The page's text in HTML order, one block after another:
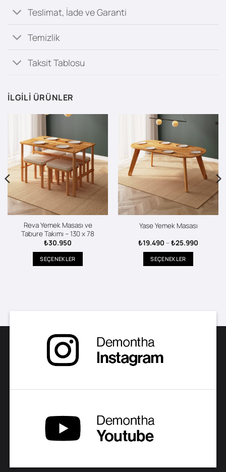
Teslimat, İade ve Garanti
Temizlik
Taksit Tablosu
İLGILI ÜRÜNLER
Reva Yemek Masası ve
Tabure Takımı – 130 x 78
₺30.950
SEÇENEKLER
Seçenekler
ürün
sayfasından
seçilebilir
Yase Yemek Masası
₺19.490 –₺25.990
SEÇENEKLER